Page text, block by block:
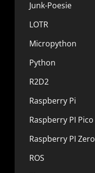
Junk-Poesie
LOTR
Micropython
Python
R2D2
Raspberry Pi
Raspberry PI Pico
Raspberry PI Zero
ROS